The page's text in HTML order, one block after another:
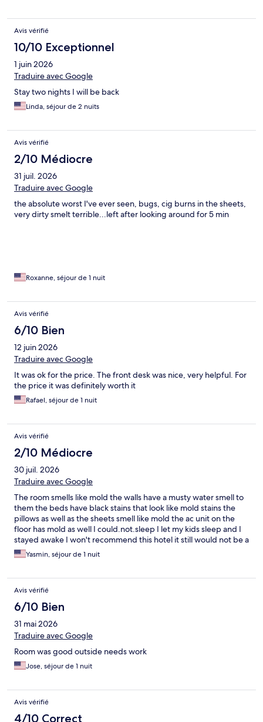
Avis vérifié
10/10 Exceptionnel
1 juin 2026
Traduire avec Google
Stay two nights I will be back
Linda, séjour de 2 nuits
Avis vérifié
2/10 Médiocre
31 juil. 2026
Traduire avec Google
the absolute worst I've ever seen, bugs, cig burns in the sheets,
very dirty smelt terrible...left after looking around for 5 min
Roxanne, séjour de 1 nuit
Avis vérifié
6/10 Bien
12 juin 2026
Traduire avec Google
It was ok for the price. The front desk was nice, very helpful. For
the price it was definitely worth it
Rafael, séjour de 1 nuit
Avis vérifié
2/10 Médiocre
30 juil. 2026
Traduire avec Google
The room smells like mold the walls have a musty water smell to
them the beds have black stains that look like mold stains the
pillows as well as the sheets smell like mold the ac unit on the
floor has mold as well I could.not.sleep I let my kids sleep and I
stayed awake I won't recommend this hotel it still would not be a
last resort no one should be exposed to that much mold .
Yasmin, séjour de 1 nuit
Avis vérifié
6/10 Bien
31 mai 2026
Traduire avec Google
Room was good outside needs work
Jose, séjour de 1 nuit
Avis vérifié
4/10 Correct